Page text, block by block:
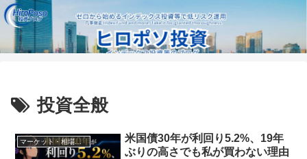
投資全般
マーケット・相場分析
米国債30年が利回り5.2%、19年
ぶりの高さでも私が買わない理由